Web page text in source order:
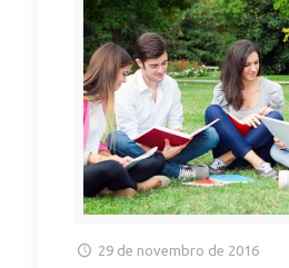
29 de novembro de 2016